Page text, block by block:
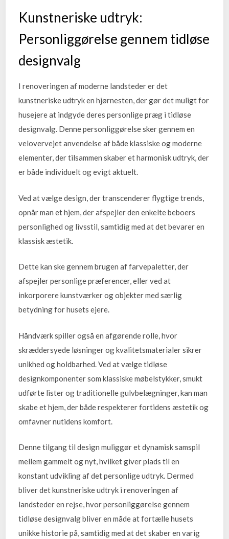
Kunstneriske udtryk:
Personliggørelse gennem tidløse
designvalg
I renoveringen af moderne landsteder er det
kunstneriske udtryk en hjørnesten, der gør det muligt for
husejere at indgyde deres personlige præg i tidløse
designvalg. Denne personliggørelse sker gennem en
velovervejet anvendelse af både klassiske og moderne
elementer, der tilsammen skaber et harmonisk udtryk, der
er både individuelt og evigt aktuelt.
Ved at vælge design, der transcenderer flygtige trends,
opnår man et hjem, der afspejler den enkelte beboers
personlighed og livsstil, samtidig med at det bevarer en
klassisk æstetik.
Dette kan ske gennem brugen af farvepaletter, der
afspejler personlige præferencer, eller ved at
inkorporere kunstværker og objekter med særlig
betydning for husets ejere.
Håndværk spiller også en afgørende rolle, hvor
skræddersyede løsninger og kvalitetsmaterialer sikrer
unikhed og holdbarhed. Ved at vælge tidløse
designkomponenter som klassiske møbelstykker, smukt
udførte lister og traditionelle gulvbelægninger, kan man
skabe et hjem, der både respekterer fortidens æstetik og
omfavner nutidens komfort.
Denne tilgang til design muliggør et dynamisk samspil
mellem gammelt og nyt, hvilket giver plads til en
konstant udvikling af det personlige udtryk. Dermed
bliver det kunstneriske udtryk i renoveringen af
landsteder en rejse, hvor personliggørelse gennem
tidløse designvalg bliver en måde at fortælle husets
unikke historie på, samtidig med at det skaber en varig